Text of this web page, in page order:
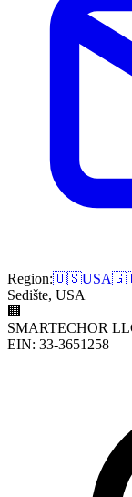
Region:🇺🇸USA
Sedište, USA
🏢
SMARTECHOR
EIN: 33-3651258